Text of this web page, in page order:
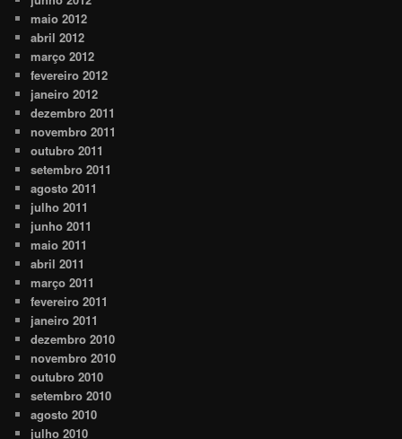
maio 2012
abril 2012
março 2012
fevereiro 2012
janeiro 2012
dezembro 2011
novembro 2011
outubro 2011
setembro 2011
agosto 2011
julho 2011
junho 2011
maio 2011
abril 2011
março 2011
fevereiro 2011
janeiro 2011
dezembro 2010
novembro 2010
outubro 2010
setembro 2010
agosto 2010
julho 2010